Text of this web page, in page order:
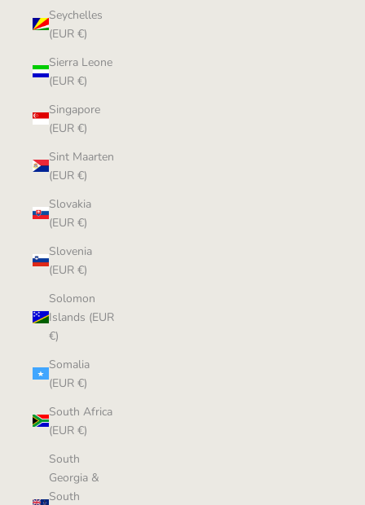
Seychelles
(EUR €)
Sierra Leone
(EUR €)
Singapore
(EUR €)
Sint Maarten
(EUR €)
Slovakia
(EUR €)
Slovenia
(EUR €)
Solomon
Islands (EUR
€)
Somalia
(EUR €)
South Africa
(EUR €)
South
Georgia &
South